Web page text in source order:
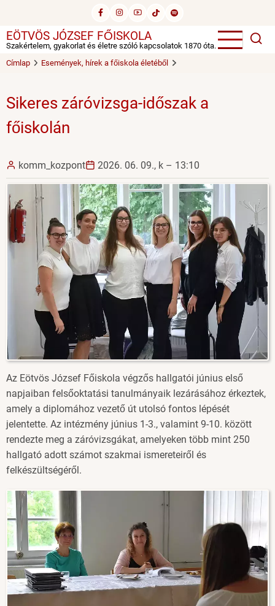
tartalomra
EÖTVÖS JÓZSEF FŐISKOLA
Szakértelem, gyakorlat és életre szóló kapcsolatok 1870 óta.
Címlap
Események, hírek a főiskola életéből
Sikeres záróvizsga-időszak a
főiskolán
komm_kozpont 2026. 06. 09., k – 13:10
Az Eötvös József Főiskola végzős hallgatói június első
napjaiban felsőoktatási tanulmányaik lezárásához érkeztek,
amely a diplomához vezető út utolsó fontos lépését
jelentette. Az intézmény június 1-3., valamint 9-10. között
rendezte meg a záróvizsgákat, amelyeken több mint 250
hallgató adott számot szakmai ismereteiről és
felkészültségéről.
Image